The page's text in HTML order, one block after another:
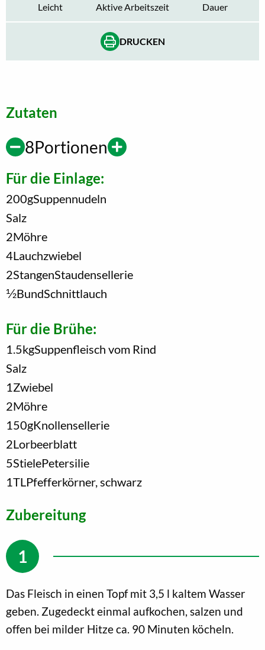
Leicht Aktive Arbeitszeit Dauer
DRUCKEN
Zutaten
8Portionen
Für die Einlage:
200gSuppennudeln
Salz
2Möhre
4Lauchzwiebel
2StangenStaudensellerie
1/2BundSchnittlauch
Für die Brühe:
1.5kgSuppenfleisch vom Rind
Salz
1 Zwiebel
2Möhre
150gKnollensellerie
2Lorbeerblatt
5StielePetersilie
1TL Pfefferkörner, schwarz
Zubereitung
Das Fleisch in einen Topf mit 3,5 l kaltem Wasser
geben. Zugedeckt einmal aufkochen, salzen und
offen bei milder Hitze ca. 90 Minuten köcheln.